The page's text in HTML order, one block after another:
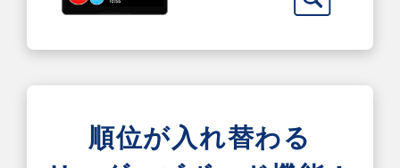
順位が入れ替わる